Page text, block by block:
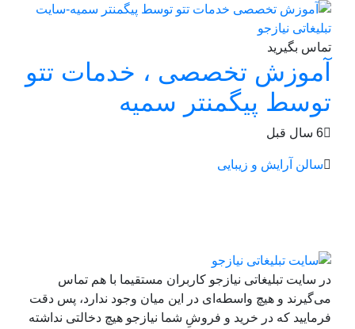
تماس بگیرید
آموزش تخصصی ، خدمات تتو
توسط پیگمنتر سمیه
6 سال قبل
سالن آرایش و زیبایی
در سایت تبلیغاتی نیازجو کاربران مستقیما با هم تماس
می‌گیرند و هیچ واسطه‌ای در این میان وجود ندارد، پس دقت
فرمایید که در خرید و فروشِ شما نیازجو هیچ دخالتی نداشته